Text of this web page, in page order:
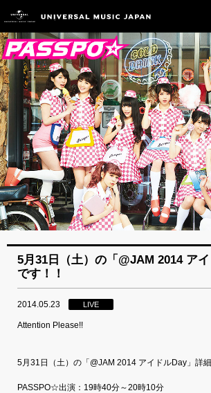
5月31日（土）の「@JAM 2014 ア
です！！
2014.05.23 LIVE
Attention Please!!
5月31日（土）の「@JAM 2014 アイドルDay」詳細
PASSPO☆出演：19時40分～20時10分